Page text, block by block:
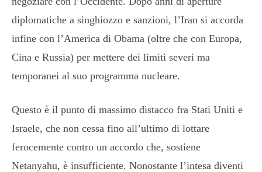
diplomatiche a singhiozzo e sanzioni, l’Iran si accorda
infine con l’America di Obama (oltre che con Europa,
Cina e Russia) per mettere dei limiti severi ma
temporanei al suo programma nucleare.
Questo è il punto di massimo distacco fra Stati Uniti e
Israele, che non cessa fino all’ultimo di lottare
ferocemente contro un accordo che, sostiene
Netanyahu, è insufficiente. Nonostante l’intesa diventi